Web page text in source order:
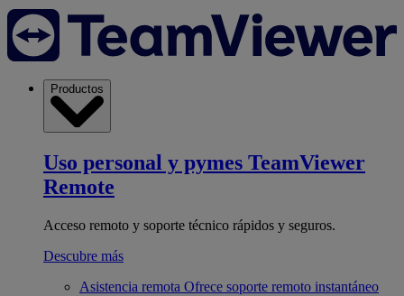
Productos
Uso personal y pymes TeamViewer
Remote
Acceso remoto y soporte técnico rápidos y seguros.
Descubre más
Asistencia remota Ofrece soporte remoto instantáneo